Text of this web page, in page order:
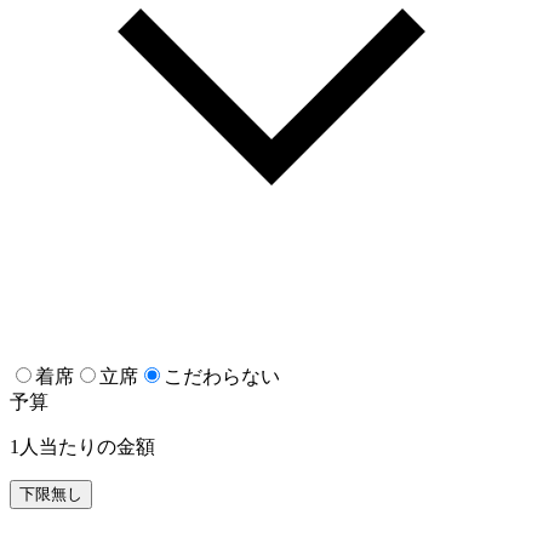
着席 立席
こだわらない
予算
1人当たりの金額
下限無し